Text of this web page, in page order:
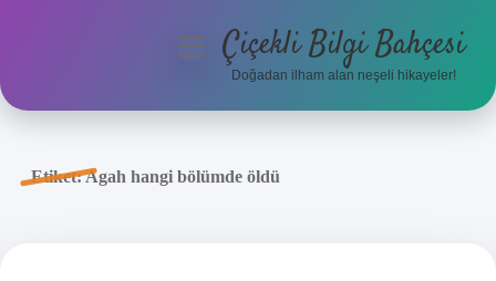
Anasayfa
menüyüÇiçekli Bilgi Bahçesi
Doğadan ilham alan neşeli hikayeler!
Etiket:Agah hangi bölümde öldü